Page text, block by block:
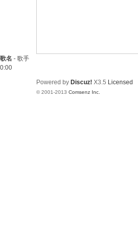
歌名 - 歌手
0:00
Powered by Discuz! X3.5 Licensed
© 2001-2013 Comsenz Inc.